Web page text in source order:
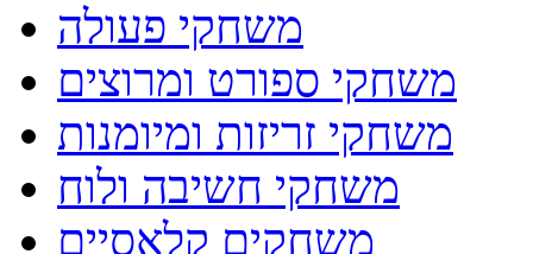
משחקי פעולה
משחקי ספורט ומרוצים
משחקי זריזות ומיומנות
משחקי חשיבה ולוח
משחקים קלאסיים